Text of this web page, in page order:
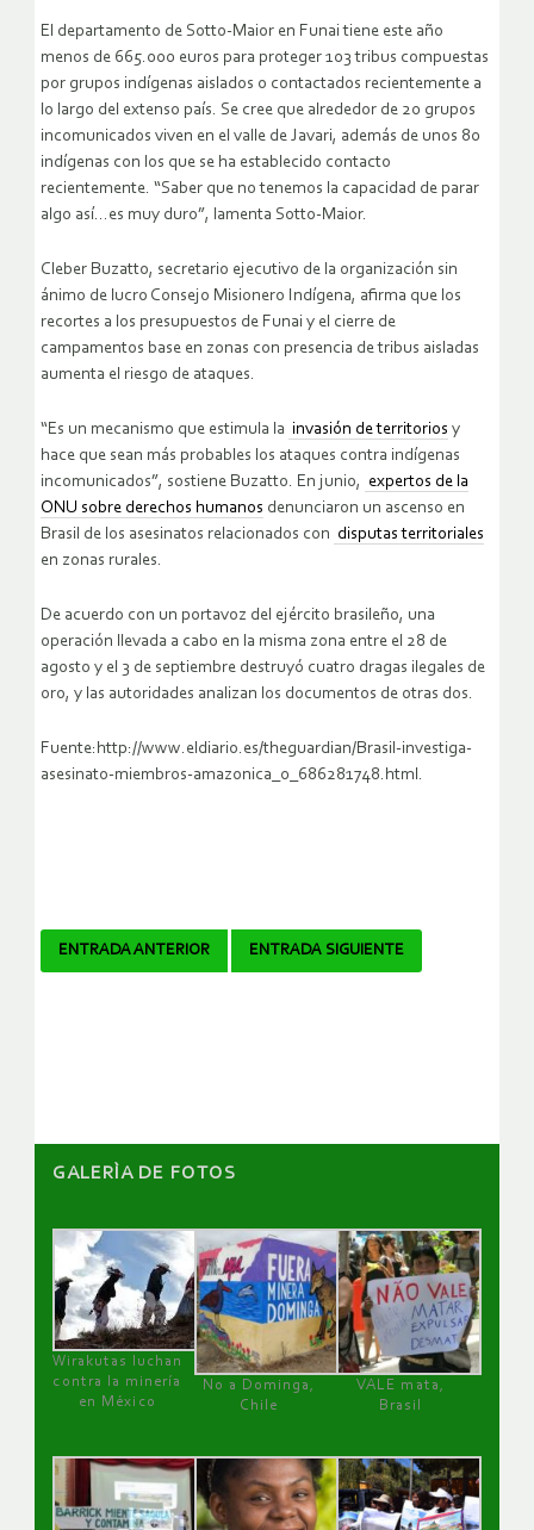
El departamento de Sotto-Maior en Funai tiene este año
menos de 665.000 euros para proteger 103 tribus compuestas
por grupos indígenas aislados o contactados recientemente a
lo largo del extenso país. Se cree que alrededor de 20 grupos
incomunicados viven en el valle de Javari, además de unos 80
indígenas con los que se ha establecido contacto
recientemente. “Saber que no tenemos la capacidad de parar
algo así…es muy duro”, lamenta Sotto-Maior.
Cleber Buzatto, secretario ejecutivo de la organización sin
ánimo de lucro Consejo Misionero Indígena, afirma que los
recortes a los presupuestos de Funai y el cierre de
campamentos base en zonas con presencia de tribus aisladas
aumenta el riesgo de ataques.
“Es un mecanismo que estimula la invasión de territorios y
hace que sean más probables los ataques contra indígenas
incomunicados”, sostiene Buzatto. En junio, expertos de la
ONU sobre derechos humanos denunciaron un ascenso en
Brasil de los asesinatos relacionados con disputas territoriales
en zonas rurales.
De acuerdo con un portavoz del ejército brasileño, una
operación llevada a cabo en la misma zona entre el 28 de
agosto y el 3 de septiembre destruyó cuatro dragas ilegales de
oro, y las autoridades analizan los documentos de otras dos.
Fuente:http://www.eldiario.es/theguardian/Brasil-investiga-
asesinato-miembros-amazonica_0_686281748.html.
Navegador
ENTRADA ANTERIOR ENTRADA SIGUIENTE
GALERÌA DE FOTOS
Wirakutas luchan
contra la minería
en México
No a Dominga,
Chile
VALE mata,
Brasil